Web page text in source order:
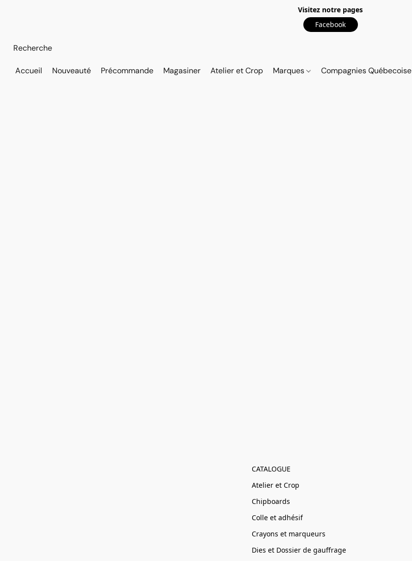
Visitez notre pages
Facebook
Accueil Nouveauté Précommande Magasiner Atelier et Crop Marques Compagnies Québecoise
CATALOGUE
Atelier et Crop
Chipboards
Colle et adhésif
Crayons et marqueurs
Dies et Dossier de gauffrage